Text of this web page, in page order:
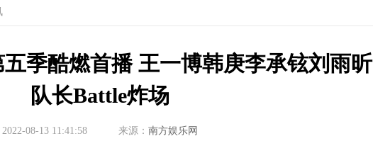
五季酷燃首播 王一博韩庚李承铉刘雨昕
队长Battle炸场
2022-08-13 11:41:58 来源： 南方娱乐网